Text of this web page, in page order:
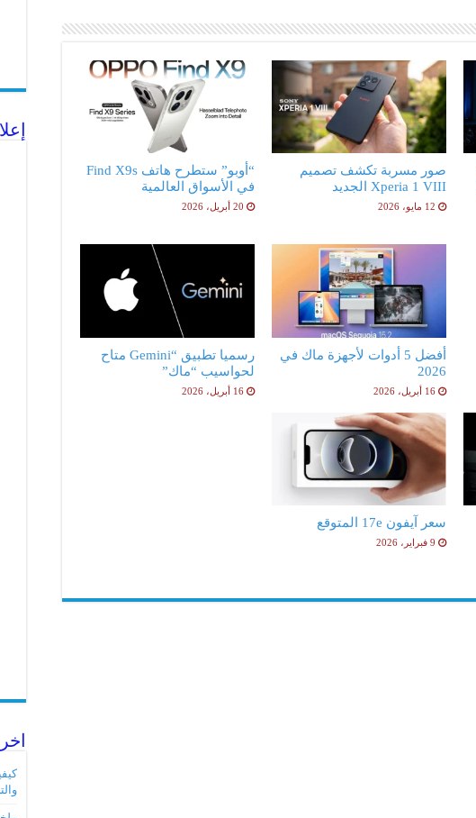
صور مسربة تكشف تصميم
Xperia 1 VIII الجديد
12 مايو، 2026
“أوبو” ستطرح هاتف Find X9s
في الأسواق العالمية
20 أبريل، 2026
أفضل 5 أدوات لأجهزة ماك في
2026
16 أبريل، 2026
رسميا تطبيق “Gemini متاح
لحواسيب “ماك”
16 أبريل، 2026
سعر آيفون 17e المتوقع
9 فبراير، 2026